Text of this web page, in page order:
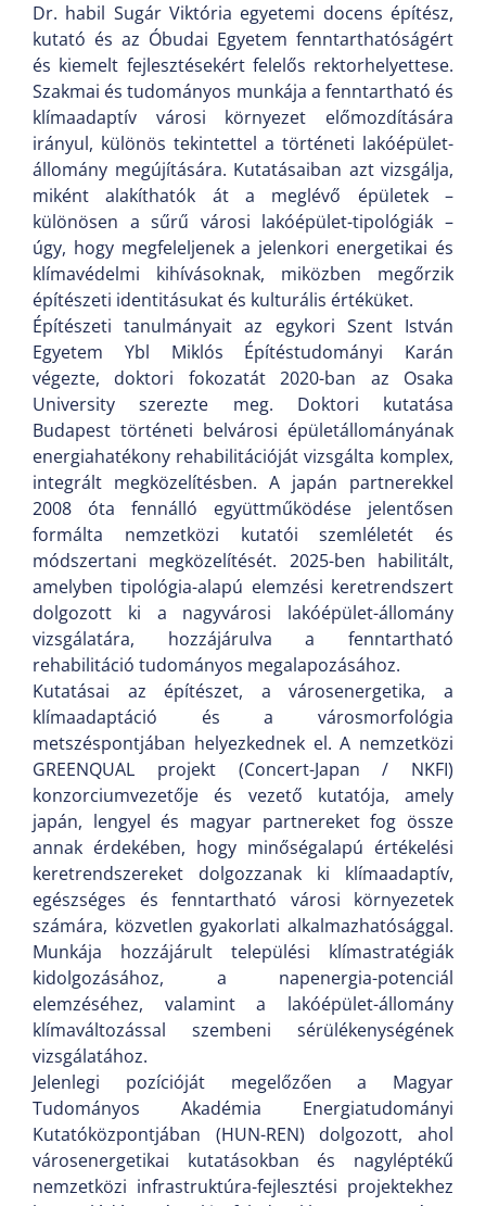
Dr. habil Sugár Viktória egyetemi docens építész,
kutató és az Óbudai Egyetem fenntarthatóságért
és kiemelt fejlesztésekért felelős rektorhelyettese.
Szakmai és tudományos munkája a fenntartható és
klímaadaptív városi környezet előmozdítására
irányul, különös tekintettel a történeti lakóépület-
állomány megújítására. Kutatásaiban azt vizsgálja,
miként alakíthatók át a meglévő épületek –
különösen a sűrű városi lakóépület-tipológiák –
úgy, hogy megfeleljenek a jelenkori energetikai és
klímavédelmi kihívásoknak, miközben megőrzik
építészeti identitásukat és kulturális értéküket.
Építészeti tanulmányait az egykori Szent István
Egyetem Ybl Miklós Építéstudományi Karán
végezte, doktori fokozatát 2020-ban az Osaka
University szerezte meg. Doktori kutatása
Budapest történeti belvárosi épületállományának
energiahatékony rehabilitációját vizsgálta komplex,
integrált megközelítésben. A japán partnerekkel
2008 óta fennálló együttműködése jelentősen
formálta nemzetközi kutatói szemléletét és
módszertani megközelítését. 2025-ben habilitált,
amelyben tipológia-alapú elemzési keretrendszert
dolgozott ki a nagyvárosi lakóépület-állomány
vizsgálatára, hozzájárulva a fenntartható
rehabilitáció tudományos megalapozásához.
Kutatásai az építészet, a városenergetika, a
klímaadaptáció és a városmorfológia
metszéspontjában helyezkednek el. A nemzetközi
GREENQUAL projekt (Concert-Japan / NKFI)
konzorciumvezetője és vezető kutatója, amely
japán, lengyel és magyar partnereket fog össze
annak érdekében, hogy minőségalapú értékelési
keretrendszereket dolgozzanak ki klímaadaptív,
egészséges és fenntartható városi környezetek
számára, közvetlen gyakorlati alkalmazhatósággal.
Munkája hozzájárult települési klímastratégiák
kidolgozásához, a napenergia-potenciál
elemzéséhez, valamint a lakóépület-állomány
klímaváltozással szembeni sérülékenységének
vizsgálatához.
Jelenlegi pozícióját megelőzően a Magyar
Tudományos Akadémia Energiatudományi
Kutatóközpontjában (HUN-REN) dolgozott, ahol
városenergetikai kutatásokban és nagyléptékű
nemzetközi infrastruktúra-fejlesztési projektekhez